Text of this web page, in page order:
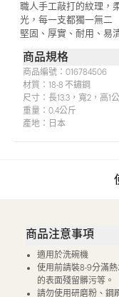
職人手工敲打的紋理，
光，每一支都獨一無二
堅固、厚實、耐用、易
商品規格
商品編號： 016784506
材質： 18-8 不鏽鋼
尺寸： 長13.3，寬2，高1
重量： 0.4公斤
產地： 日本
商品注意事項
適用於洗碗機
使用前請裝8-9分滿
的表面殘留髒污等。
請勿使用研磨粉、鋼